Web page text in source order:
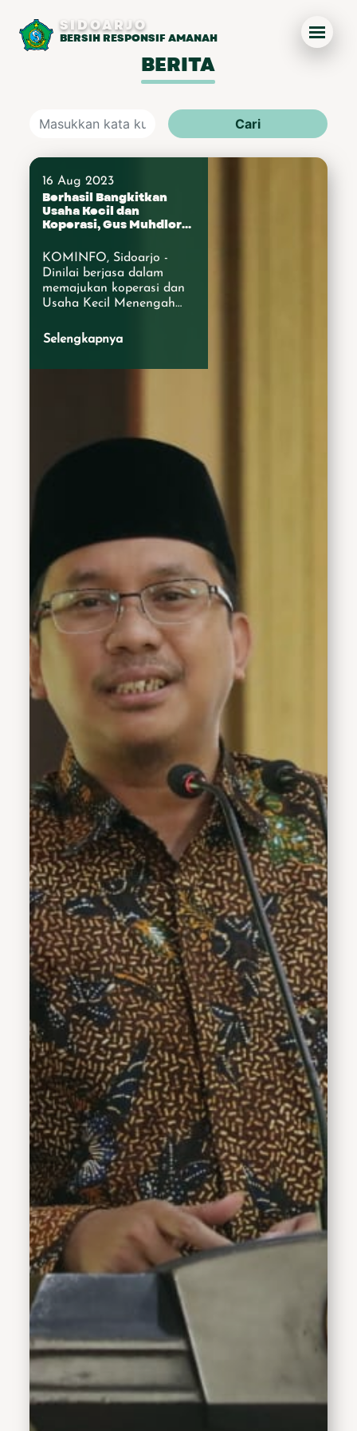
SIDOARJO
BERSIH RESPONSIF AMANAH
BERITA
Cari
16 Aug 2023
Berhasil Bangkitkan
Usaha Kecil dan
Koperasi, Gus Muhdlor
Bakti dari Kemenkop
UKM
KOMINFO, Sidoarjo -
Dinilai berjasa dalam
memajukan koperasi dan
Usaha Kecil Menengah
Ahmad Muhdlor Ali
diganjar penghargaan
Sidoarjo Ahmad Muhdlor
yang berhalangan hadir
diwakili Kepala Dinas
dharmabaktinya Gus
Muhdlor panggilan akrab
Bupati Sidoarjo dalam
menciptakan ekosistem
yang mendukung
pertumbuhan koperasi
dan usaha kecil menengah
di Kabupaten Sidoarjo.
Melalui berbagai inisiatif
dan kinerja progresif,
seperti pelatihan,
pendampingan, akses
permodalan, dan fasilitasi
pasar telah memberikan
kontribusi nyata dalam
memajukan kedua sektor
tersebut. Gus Muhdlor
mengungkapkan rasa
syukurnya atas apresiasi
dari Kementerian Koperasi
dan Usaha Kecil dan
Menengah Republik
Indonesia kepada
Kabupaten Sidoarjo. "Saya
ucapkan terimakasih atas
apresiasi yang diberikan
kepada saya dan untuk
Sidoarjo. Hal ini tak lepas
dari upaya semua pihak
khususnya Dinas Koperasi
dan Usaha Mikro
Kabupaten Sidoarjo yang
ikut mendukung semua
program untuk
memajukan ekonomi lokal
melalui pemberdayaan
koperasi serta usaha kecil
menengah," kata Gus
Muhdlor usai membuka
pelatihan menjahit di
Kecamatan Candi. Selasa,
(15/8/2023).Penghargaan
Jasa Bakti dalam Bidang
Koperasi dan Usaha Kecil
Menengah merupakan
penghargaan bergengsi
dan menjadi bukti bentuk
komitmen Gus Muhdlor
dalam memajukan sektor
ekonomi kerakyatan yang
pada kesejahteraan
masyarakat di Kabupaten
Sidoarjo.Kepala Dinas
Mikro, Edi Kurniadi
mengatakan penilaian
Selengkapnya